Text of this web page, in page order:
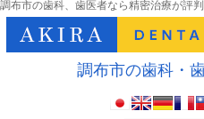
調布市の歯科、歯医者なら精密治療が評
調布市の歯科・